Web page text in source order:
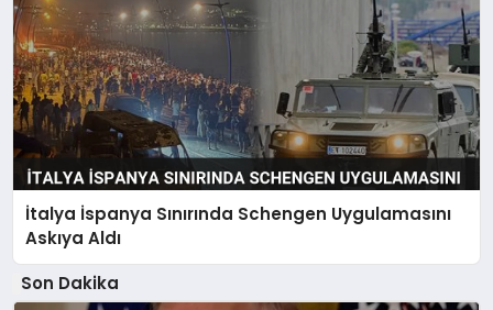
İtalya İspanya Sınırında Schengen Uygulamasını
Askıya Aldı
Son Dakika